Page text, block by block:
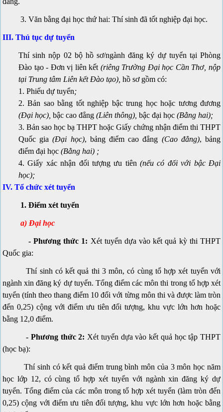
3. Văn bằng đại học thứ hai: Thí sinh đã tốt nghiệp đại học.
III. Thủ tục dự tuyển
Thí sinh nộp 02 bộ hồ sơ/ngành đăng ký dự tuyển tại Phòng
Đào tạo - Đơn vị liên kết (riêng Trường Đại học Cần Thơ, nộp
tại Trung tâm Liên kết Đào tạo) hồ sơ gồm có:
1. Phiếu dự tuyển;
2. Bản sao bằng tốt nghiệp bậc trung học hoặc tương đương
(Đại học), bậc cao đẳng (Liên thông), bậc đại học (Bằng hai);
3. Bản sao học bạ THPT hoặc Giấy chứng nhận điểm thi THPT
Quốc gia (Đại học), bảng điểm cao đẳng (Cao đẳng), bảng
điểm đại học (Bằng hai) ;
4. Giấy xác nhận đối tượng ưu tiên(nếu có đối với bậc Đại
học);
IV. Tổ chức xét tuyển
1. Điểm xét tuyển
a) Đại học
- Phương thức 1: Xét tuyển dựa vào kết quả kỳ thi THPT
Quốc gia:
Thí sinh có kết quả thi 3 môn, có cùng tổ hợp xét tuyển với
ngành xin đăng ký dự tuyển. Tổng điểm các môn thi trong tổ hợp xét
tuyển (tính theo thang điểm 10 đối với từng môn thi và được làm tròn
đến 0,25) cộng với điểm ưu tiên đối tượng, khu vực lớn hơn hoặc
bằng 12,0 điểm.
- Phương thức 2: Xét tuyển dựa vào kết quả học tập THPT
(học bạ):
Thí sinh có kết quả điểm trung bình môn của 3 môn học năm
học lớp 12, có cùng tổ hợp xét tuyển với ngành xin đăng ký dự
tuyển. Tổng điểm của các môn trong tổ hợp xét tuyển (làm tròn đến
0,25) cộng với điểm ưu tiên đối tượng, khu vực lớn hơn hoặc bằng